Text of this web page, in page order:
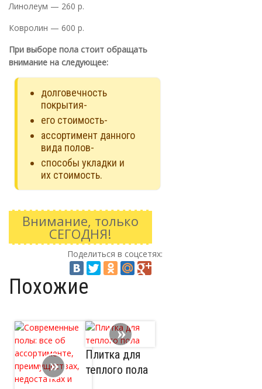
Линолеум — 260 р.
Ковролин — 600 р.
При выборе пола стоит обращать
внимание на следующее:
долговечность
покрытия-
его стоимость-
ассортимент данного
вида полов-
способы укладки и
их стоимость.
Внимание, только
СЕГОДНЯ!
Поделиться в соцсетях:
Похожие
Плитка для
теплого пола